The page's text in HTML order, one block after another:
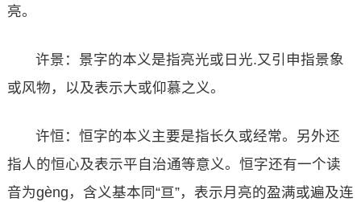
亮。
许景：景字的本义是指亮光或日光.又引申指景象
或风物，以及表示大或仰慕之义。
许恒：恒字的本义主要是指长久或经常。另外还
指人的恒心及表示平自治通等意义。恒字还有一个读
音为gèng，含义基本同“亘”，表示月亮的盈满或遍及连